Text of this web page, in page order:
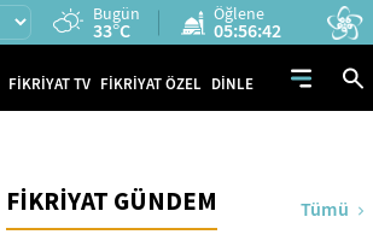
Bugün
33°C
Öğlene
05:56:40
FİKRİYAT TV FİKRİYAT ÖZEL DİNLE
FİKRİYAT GÜNDEM Tümü